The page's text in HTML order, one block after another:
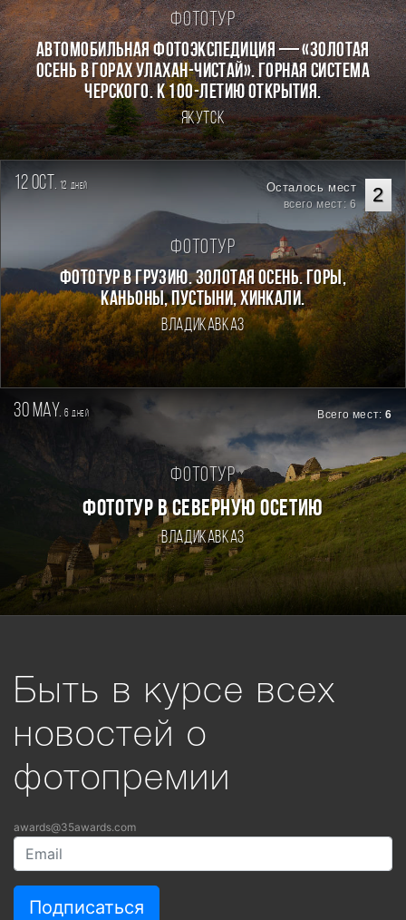
Фототур
Автомобильная фотоэкспедиция — «Золотая
осень в горах Улахан-Чистай». Горная система
Черского. К 100-летию открытия.
Якутск
12 oct. 12 дней 2
Осталось мест
всего мест: 6
Фототур
Фототур в Грузию. Золотая осень. Горы,
каньоны, пустыни, хинкали.
Владикавказ
30 may. 6дней Всего мест:6
Фототур
ФОТОТУР В СЕВЕРНУЮ ОСЕТИЮ
Владикавказ
Быть в курсе всех
новостей о
фотопремии
awards@35awards.com